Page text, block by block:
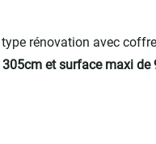
rénovation avec
et surface maxi de